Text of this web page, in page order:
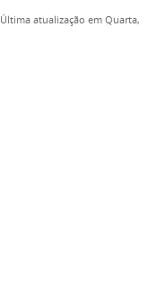
Última atualização em Quarta,